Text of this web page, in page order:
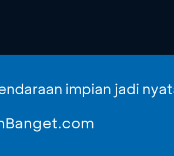
impian jadi